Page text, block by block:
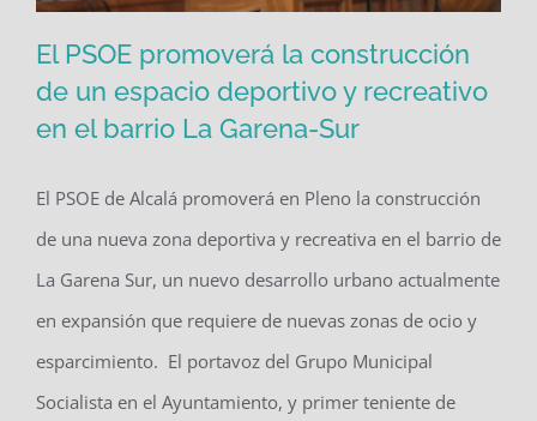
un espacio deportivo y recreativo en
el barrio La Garena-Sur
El PSOE promoverá la construcción
de un espacio deportivo y recreativo
en el barrio La Garena-Sur
El PSOE de Alcalá promoverá en Pleno la construcción
de una nueva zona deportiva y recreativa en el barrio de
La Garena Sur, un nuevo desarrollo urbano actualmente
en expansión que requiere de nuevas zonas de ocio y
esparcimiento. El portavoz del Grupo Municipal
Socialista en el Ayuntamiento, y primer teniente de